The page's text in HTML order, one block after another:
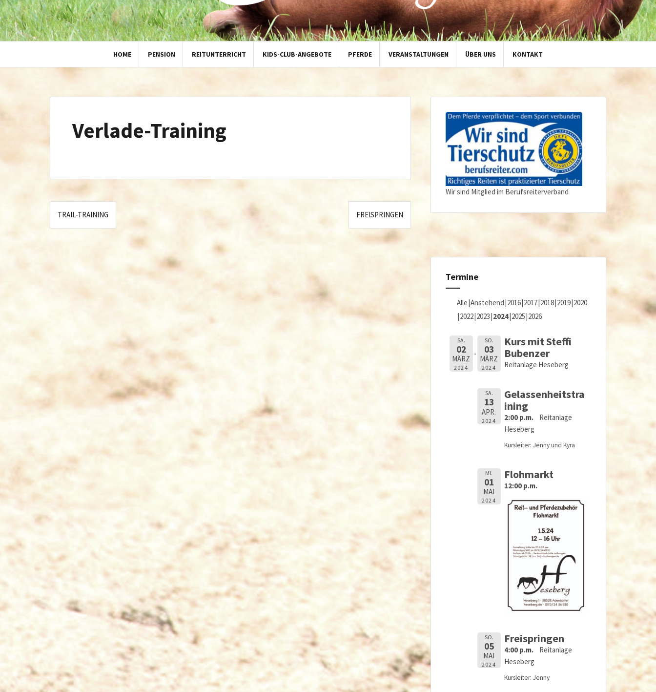
HOME PENSION REITUNTERRICHT KIDS-CLUB-ANGEBOTE PFERDE VERANSTALTUNGEN ÜBER UNS KONTAKT
Verlade-Training
Beitragsnavigation
TRAIL-TRAINING FREISPRINGEN
Wir sind Mitglied im Berufsreiterverband
Termine
Alle Anstehend 2016 2017 2018 2019 2020
2022 2023 2024 2025 2026
SA.
02
MÄRZ
2024
SO.
03
MÄRZ
2024
Kurs mit Steffi
Bubenzer
Reitanlage Heseberg
SA.
13
APR.
2024
Gelassenheitstra
ining
2:00 p.m.
Reitanlage
Heseberg
Kursleiter: Jenny und Kyra
MI.
01
MAI
2024
Flohmarkt
12:00 p.m.
SO.
05
MAI
2024
Freispringen
4:00 p.m.
Reitanlage
Heseberg
Kursleiter: Jenny